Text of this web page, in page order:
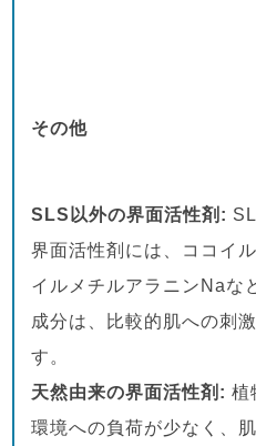
その他
SLS以外の界面活性剤:
界面活性剤には、ココイ
イルメチルアラニンNaな
成分は、比較的肌への刺
す。
天然由来の界面活性剤: 植
環境への負荷が少なく、